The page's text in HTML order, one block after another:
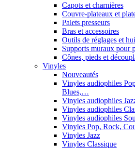
Capots et charnières
Couvre-plateaux et
Palets presseurs
Bras et accessoires
Outils de réglages et
Supports muraux pour
Cônes, pieds et
Vinyles
Nouveautés
Vinyles audiophiles
Blues,…
Vinyles audiophiles
Vinyles audiophiles
Vinyles audiophiles
Vinyles Pop, Rock,
Vinyles Jazz
Vinyles Classique